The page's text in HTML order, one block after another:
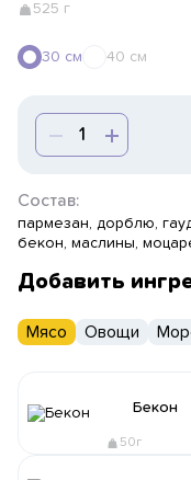
525 г
30 см 40 см
Состав:
пармезан, дорблю,
бекон, маслины,
Добавить
Мясо Овощи
Бекон
50г